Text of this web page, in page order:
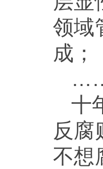
领域
成；
十
反腐
不想